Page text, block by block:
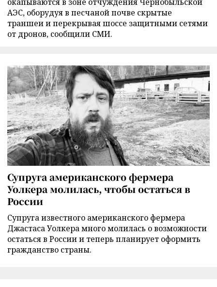
АЭС, оборудуя в песчаной почве скрытые
траншеи и перекрывая шоссе защитными сетями
от дронов, сообщили СМИ.
Супруга американского фермера
Уолкера молилась, чтобы остаться в
России
Супруга известного американского фермера
Джастаса Уолкера много молилась о возможности
остаться в России и теперь планирует оформить
гражданство страны.